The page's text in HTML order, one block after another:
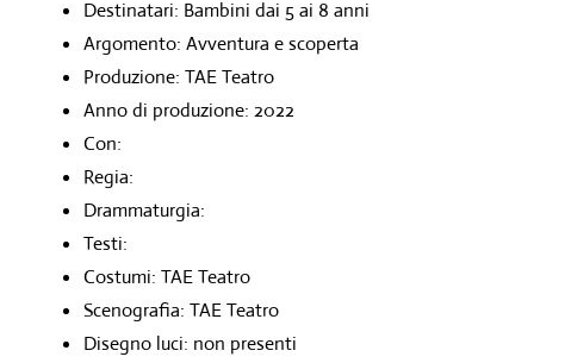
Destinatari: Bambini dai 5 ai 8 anni
Argomento: Avventura e scoperta
Produzione: TAE Teatro
Anno di produzione: 2022
Con:
Regia:
Drammaturgia:
Testi:
Costumi: TAE Teatro
Scenografia: TAE Teatro
Disegno luci: non presenti